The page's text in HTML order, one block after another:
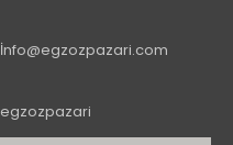
İnfo@egzozpazari.com
egzozpazari